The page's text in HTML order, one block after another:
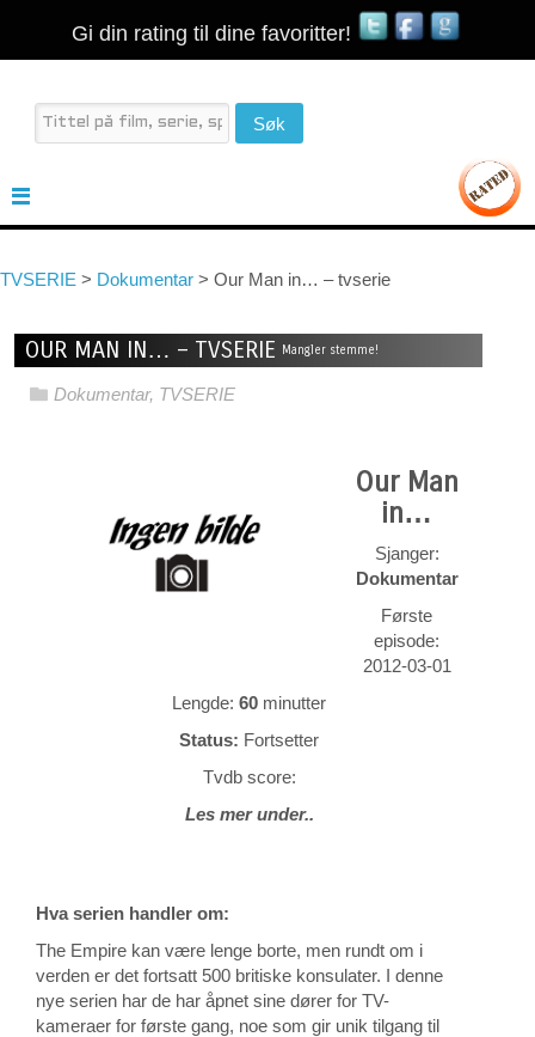
Gi din rating til dine favoritter!
TVSERIE > Dokumentar > Our Man in… – tvserie
OUR MAN IN… – TVSERIE Mangler stemme!
Dokumentar, TVSERIE
Our Man
in…
Sjanger:
Dokumentar
Første
episode:
2012-03-01
Lengde:60 minutter
Status: Fortsetter
Tvdb score:
Les mer under..
Hva serien handler om:
The Empire kan være lenge borte, men rundt om i
verden er det fortsatt 500 britiske konsulater. I denne
nye serien har de har åpnet sine dører for TV-
kameraer for første gang, noe som gir unik tilgang til